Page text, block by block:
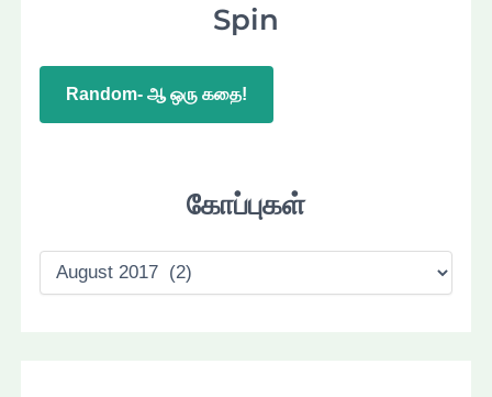
Spin
Random- ஆ ஒரு கதை!
கோப்புகள்
கோ
ப்